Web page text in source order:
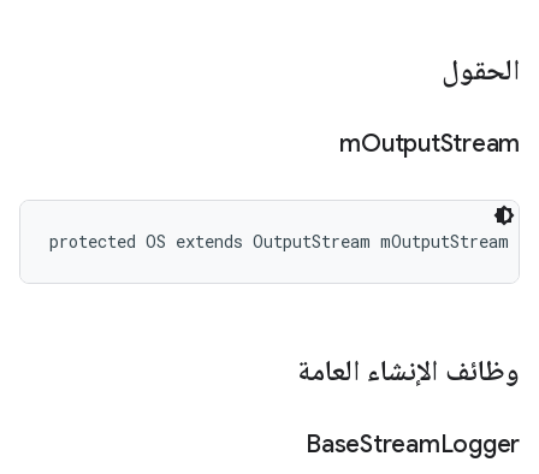
الحقول
mOutputStream
protected OS extends OutputStream mOutputStream
وظائف الإنشاء العامة
BaseStreamLogger